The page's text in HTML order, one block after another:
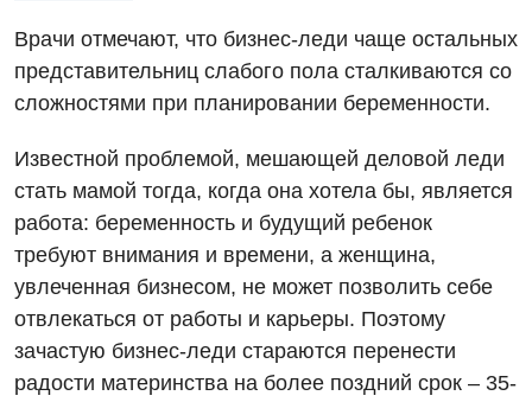
Врачи отмечают, что бизнес-леди чаще остальных
представительниц слабого пола сталкиваются со
сложностями при планировании беременности.
Известной проблемой, мешающей деловой леди
стать мамой тогда, когда она хотела бы, является
работа: беременность и будущий ребенок
требуют внимания и времени, а женщина,
увлеченная бизнесом, не может позволить себе
отвлекаться от работы и карьеры. Поэтому
зачастую бизнес-леди стараются перенести
радости материнства на более поздний срок – 35-